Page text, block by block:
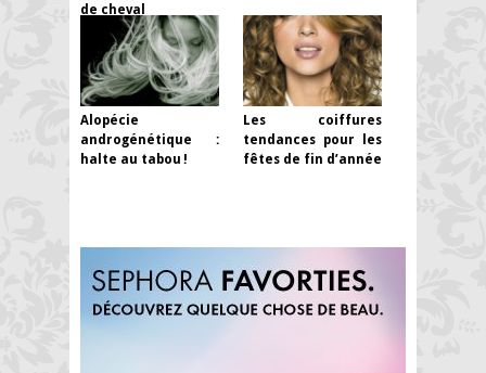
de cheval
Alopécie
androgénétique :
halte au tabou !
Les coiffures
tendances pour les
fêtes de fin d’année